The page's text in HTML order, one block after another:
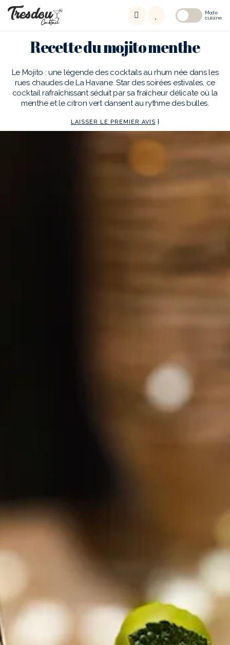
Mode
cuisine
Recette du mojito menthe
Le Mojito : une légende des cocktails au rhum née dans les
rues chaudes de La Havane. Star des soirées estivales, ce
cocktail rafraîchissant séduit par sa fraîcheur délicate où la
menthe et le citron vert dansent au rythme des bulles.
LAISSER LE PREMIER AVIS